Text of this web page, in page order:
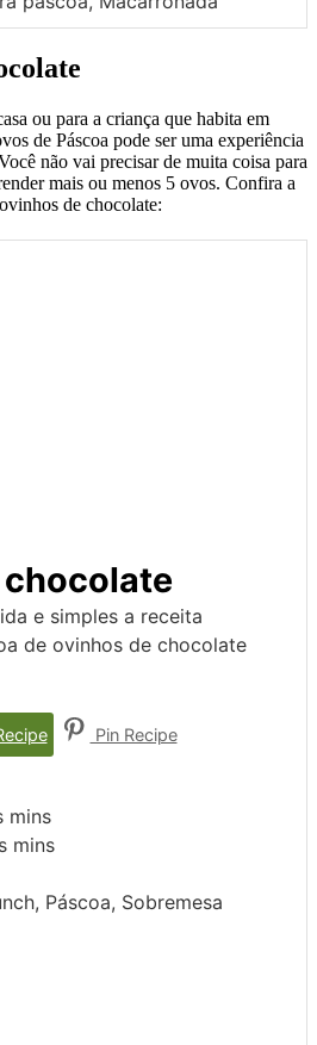
ou para a criança que habita em
de Páscoa pode ser uma experiência
não vai precisar de muita coisa para
mais ou menos 5 ovos. Confira a
de chocolate:
e simples a receita
de ovinhos de chocolate
Pin Recipe
mins
mins
Páscoa, Sobremesa